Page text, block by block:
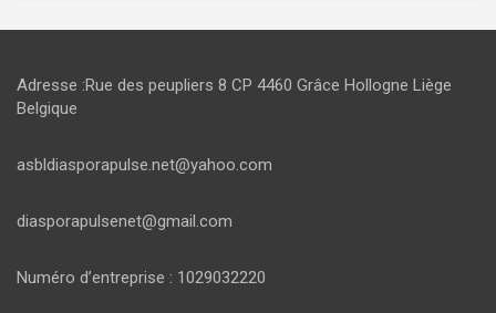
Adresse :Rue des peupliers 8 CP 4460 Grâce Hollogne Liège
Belgique
asbldiasporapulse.net@yahoo.com
diasporapulsenet@gmail.com
Numéro d’entreprise : 1029032220